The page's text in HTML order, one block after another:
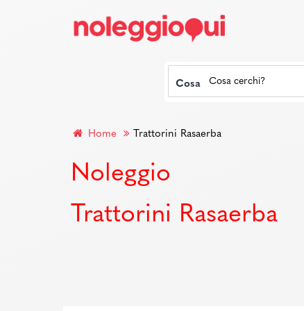
Cosa
Home Trattorini Rasaerba
Noleggio
Trattorini Rasaerba